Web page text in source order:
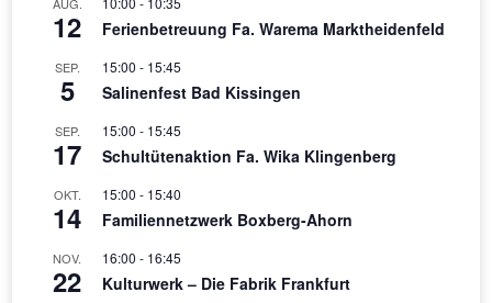
12 Ferienbetreuung Fa. Warema Marktheidenfeld
SEP.
5
15:00 - 15:45
Salinenfest Bad Kissingen
SEP.
17
15:00 - 15:45
Schultütenaktion Fa. Wika Klingenberg
OKT.
14
15:00 - 15:40
Familiennetzwerk Boxberg-Ahorn
NOV.
22
16:00 - 16:45
Kulturwerk – Die Fabrik Frankfurt